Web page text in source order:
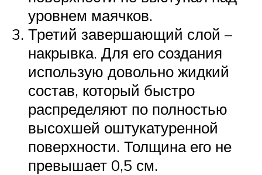
уровнем маячков.
Третий завершающий слой –
накрывка. Для его создания
использую довольно жидкий
состав, который быстро
распределяют по полностью
высохшей оштукатуренной
поверхности. Толщина его не
превышает 0,5 см.